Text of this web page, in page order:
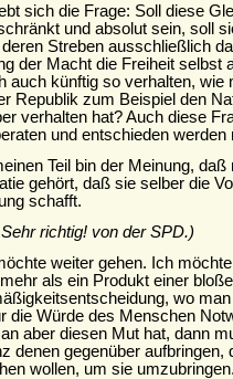
sich die Frage: Soll diese
und absolut sein, soll
Streben ausschließlich
der Macht die Freiheit selbst
auch künftig so verhalten, wie
Republik zum Beispiel den
verhalten hat? Auch diese
und entschieden werden
Teil bin der Meinung,
gehört, daß sie selber die
schafft.
richtig! von der SPD.)
weiter gehen. Ich
als ein Produkt einer
wo
die Würde des Menschen
aber diesen Mut hat, dann
denen gegenüber aufbringen,
wollen, um sie